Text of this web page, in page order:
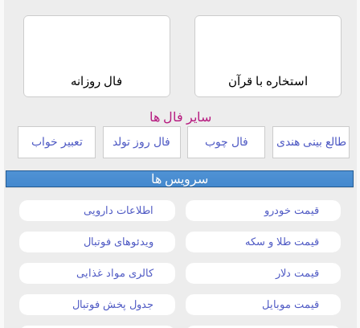
استخاره با قرآن فال روزانه
سایر فال ها
طالع بینی هندی فال چوب فال روز تولد تعبیر خواب
سرویس ها
قیمت خودرو اطلاعات دارویی
قیمت طلا و سکه ویدئوهای فوتبال
قیمت دلار کالری مواد غذایی
قیمت موبایل جدول پخش فوتبال